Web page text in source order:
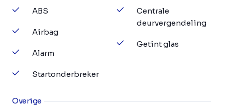
ABS
Airbag
Alarm
Startonderbreker
Centrale
deurvergendeling
Getint glas
Overige